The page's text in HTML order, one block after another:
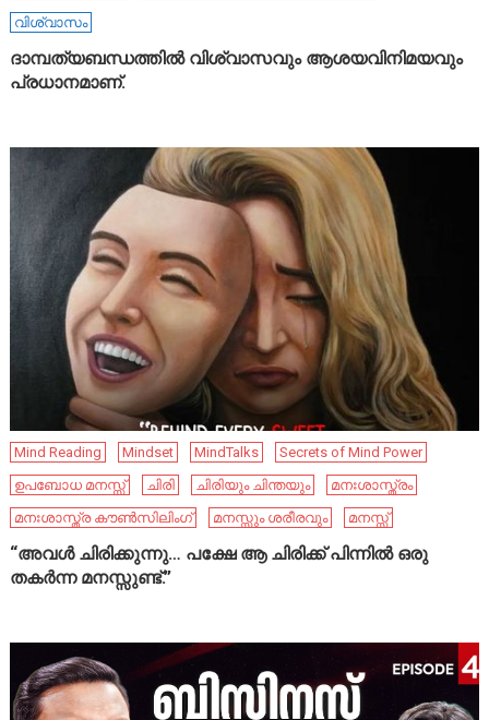
വിശ്വാസം
ദാമ്പത്യബന്ധത്തിൽ വിശ്വാസവും ആശയവിനിമയവും
പ്രധാനമാണ്.
Mind Reading Mindset MindTalks
Secrets of Mind Power
ഉപബോധ മനസ്സ്
ചിരി ചിരിയും ചിന്തയും
മനഃശാസ്ത്രം
മനഃശാസ്ത്ര കൗൺസിലിംഗ്
മനസ്സും ശരീരവും മനസ്സ്
“അവൾ ചിരിക്കുന്നു… പക്ഷേ ആ ചിരിക്ക് പിന്നിൽ ഒരു
തകർന്ന മനസ്സുണ്ട്.”